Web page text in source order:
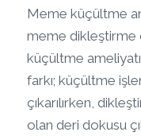
Meme küçültme
meme dikleştirme
küçültme
farkı; küçültme
çıkarılırken,
olan deri dokusu